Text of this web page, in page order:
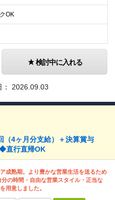
OK
検討中に入れる
2026.09.03
4ヶ月分支給）＋決算賞与
直行直帰OK
成熟期。より豊かな営業生活を送るため
分の時間・自由な営業スタイル・正当な
用意しました。